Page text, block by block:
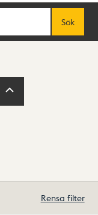
Sök
Rensa filter